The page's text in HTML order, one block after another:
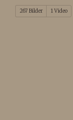
267 Bilder 1 Video